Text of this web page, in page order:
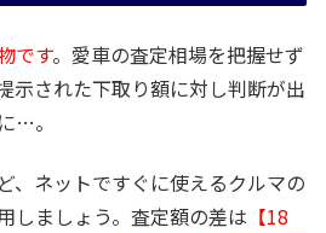
です。愛車の査定相場を把握せず
示された下取り額に対し判断が出
…。
、ネットですぐに使えるクルマの
しましょう。査定額の差は 【18